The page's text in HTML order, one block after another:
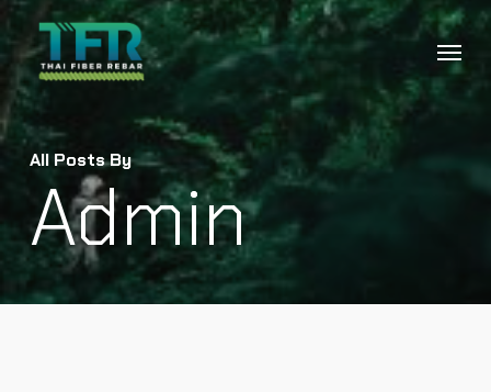
Skip
to
main
content
Menu
All Posts By
Admin